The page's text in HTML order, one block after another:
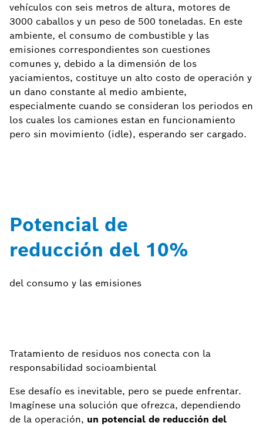
vehículos con seis metros de altura, motores de
3000 caballos y un peso de 500 toneladas. En este
ambiente, el consumo de combustible y las
emisiones correspondientes son cuestiones
comunes y, debido a la dimensión de los
yaciamientos, costituye un alto costo de operación y
un dano constante al medio ambiente,
especialmente cuando se consideran los periodos en
los cuales los camiones estan en funcionamiento
pero sin movimiento (idle), esperando ser cargado.
Potencial de
reducción del 10%
del consumo y las emisiones
Tratamiento de residuos nos conecta con la
responsabilidad socioambiental
Ese desafío es inevitable, pero se puede enfrentar.
Imagínese una solución que ofrezca, dependiendo
de la operación, un potencial de reducción del